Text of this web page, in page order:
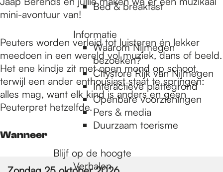
Bed & breakfast
Informatie
Waarom Nijmegen
bezoeken?
Citystore Rijk van Nijmegen
Interactieve plattegrond
Openbare voorzieningen
Pers & media
Duurzaam toerisme
Blijf op de hoogte
Verhalen
mini-avontuur van!
Peuters worden verleid tot luisteren én lekker
meedoen in een wereld vol muziek, dans of beeld.
Het ene kindje zit met open mond op schoot,
terwijl een ander enthousiast staat te springen:
alles mag, want elk kind is anders en geen
Peuterpret hetzelfde.
Wanneer